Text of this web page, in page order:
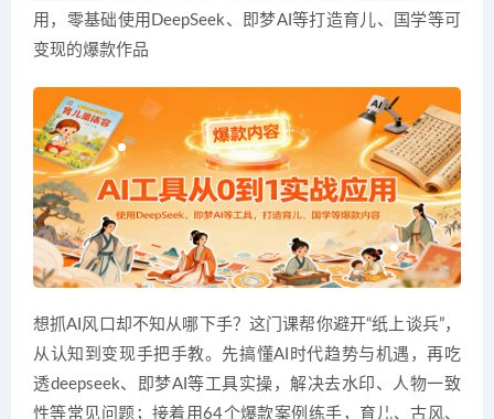
用，零基础使用DeepSeek、即梦AI等打造育儿、国学等可
变现的爆款作品
想抓AI风口却不知从哪下手？这门课帮你避开“纸上谈兵”，
从认知到变现手把手教。先搞懂AI时代趋势与机遇，再吃
透deepseek、即梦AI等工具实操，解决去水印、人物一致
性等常见问题；接着用64个爆款案例练手，育儿、古风、